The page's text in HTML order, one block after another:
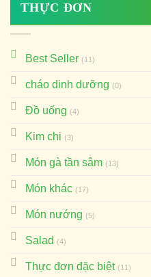
THỰC ĐƠN
Best Seller (11)
cháo dinh dưỡng (0)
Đồ uống (4)
Kim chi (3)
Món gà tần sâm (13)
Món khác (17)
Món nướng (5)
Salad (4)
Thực đơn đặc biệt (11)